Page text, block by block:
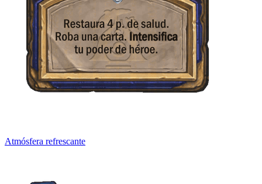
Atmósfera refrescante